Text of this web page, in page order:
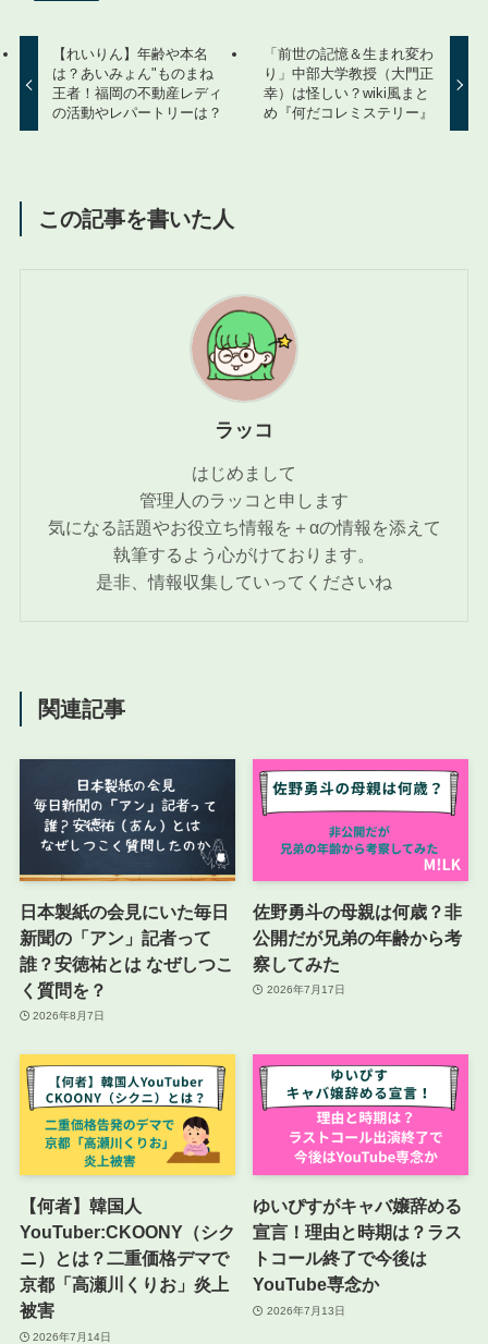
【れいりん】年齢や本名
は？あいみょん"ものまね
王者！福岡の不動産レディ
の活動やレパートリーは？
「前世の記憶＆生まれ変わ
り」中部大学教授（大門正
幸）は怪しい？wiki風まと
め『何だコレミステリー』
この記事を書いた人
ラッコ
はじめまして
管理人のラッコと申します
気になる話題やお役立ち情報を＋αの情報を添えて
執筆するよう心がけております。
是非、情報収集していってくださいね
関連記事
日本製紙の会見にいた毎日
新聞の「アン」記者って
誰？安徳祐とは なぜしつこ
く質問を？
2026年8月7日
佐野勇斗の母親は何歳？非
公開だが兄弟の年齢から考
察してみた
2026年7月17日
【何者】韓国人
YouTuber:CKOONY（シク
ニ）とは？二重価格デマで
京都「高瀬川くりお」炎上
被害
2026年7月14日
ゆいぴすがキャバ嬢辞める
宣言！理由と時期は？ラス
トコール終了で今後は
YouTube専念か
2026年7月13日